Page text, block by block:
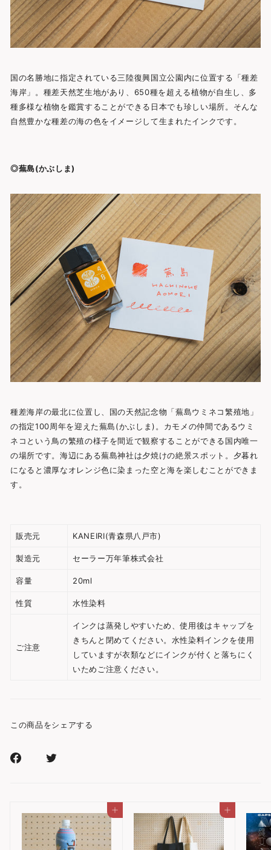
国の名勝地に指定されている三陸復興国立公園内に位置する「種差
海岸」。種差天然芝生地があり、650種を超える植物が自生し、多
種多様な植物を鑑賞することができる日本でも珍しい場所。そんな
自然豊かな種差の海の色をイメージして生まれたインクです。
◎蕪島(かぶしま)
種差海岸の最北に位置し、国の天然記念物「蕪島ウミネコ繁殖地」
の指定100周年を迎えた蕪島(かぶしま)。カモメの仲間であるウミ
ネコという鳥の繁殖の様子を間近で観察することができる国内唯一
の場所です。海辺にある蕪島神社は夕焼けの絶景スポット。夕暮れ
になると濃厚なオレンジ色に染まった空と海を楽しむことができま
す。
販売元 KANEIRI(青森県八戸市)
製造元 セーラー万年筆株式会社
容量 20ml
性質 水性染料
ご注意
インクは蒸発しやすいため、使用後はキャップを
きちんと閉めてください。水性染料インクを使用
していますが衣類などにインクが付くと落ちにく
いためご注意ください。
この商品をシェアする
Facebook
ア
す
る
ア
す
る
カートに入れる カートに入れる